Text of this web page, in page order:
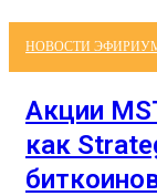
НОВОСТИ
Акции
как